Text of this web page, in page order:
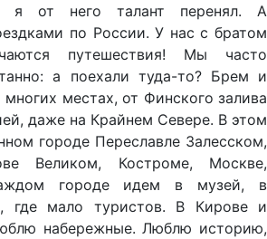
я от него талант перенял. А
по России. У нас с братом
путешествия! Мы часто
а поехали туда-то? Брем и
местах, от Финского залива
даже на Крайнем Севере. В этом
городе Переславле Залесском,
Великом, Костроме, Москве,
городе идем в музей, в
где мало туристов. В Кирове и
набережные. Люблю историю,